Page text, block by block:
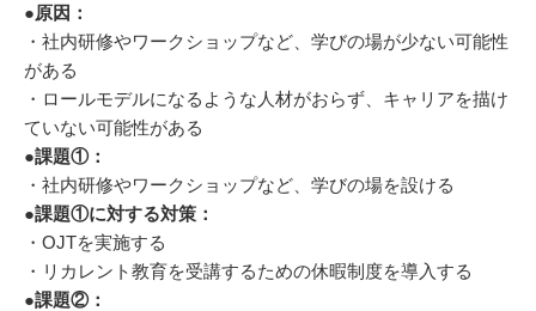
●原因：
・社内研修やワークショップなど、学びの場が少ない可能性
がある
・ロールモデルになるような人材がおらず、キャリアを描け
ていない可能性がある
●課題①：
・社内研修やワークショップなど、学びの場を設ける
●課題①に対する対策：
・OJTを実施する
・リカレント教育を受講するための休暇制度を導入する
●課題②：